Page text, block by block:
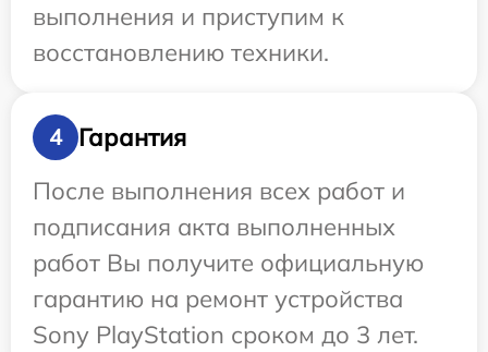
выполнения и приступим к
восстановлению техники.
4
Гарантия
После выполнения всех работ и
подписания акта выполненных
работ Вы получите официальную
гарантию на ремонт устройства
Sony PlayStation сроком до 3 лет.